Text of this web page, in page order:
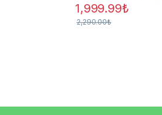
1,999.99₺
2,290.00₺